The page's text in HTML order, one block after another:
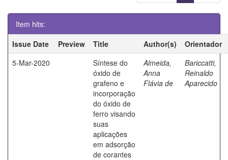
Item hits:
Issue Date
Preview Title Author(s)
Orientador
5-Mar-2020
Síntese do
óxido de
grafeno e
incorporação
do óxido de
ferro visando
suas
aplicações
em adsorção
de corantes
Almeida,
Anna
Flávia de
Bariccatti,
Reinaldo
Aparecido